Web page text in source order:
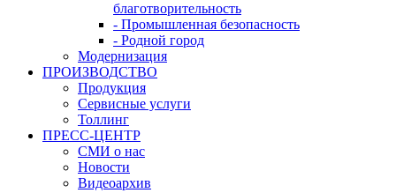
благотворительность
- Промышленная безопасность
- Родной город
Модернизация
ПРОИЗВОДСТВО
Продукция
Сервисные услуги
Толлинг
ПРЕСС-ЦЕНТР
СМИ о нас
Новости
Видеоархив